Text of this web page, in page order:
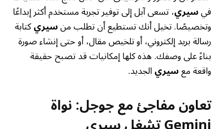
فيسيري، تسعى آبل إلى توفير تجربة مستخدم أكثر إبداعًا
وتخصيصًا. تخيل أنك تستطيع أن تطلب منسيريكتابة
رسالة بريد إلكتروني، أو تلخيص مقال، أو حتى إنشاء صورة
بناءً على وصفك. هذه كلها إمكانيات قد تصبح حقيقة
واقعة معسيريالجديد.
تعاون مفاجئ مع جوجل: نواة